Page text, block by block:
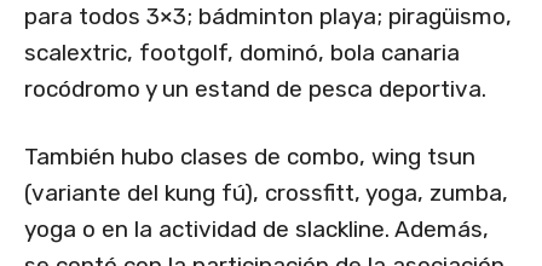
para todos 3×3; bádminton playa; piragüismo,
scalextric, footgolf, dominó, bola canaria
rocódromo y un estand de pesca deportiva.
También hubo clases de combo, wing tsun
(variante del kung fú), crossfitt, yoga, zumba,
yoga o en la actividad de slackline. Además,